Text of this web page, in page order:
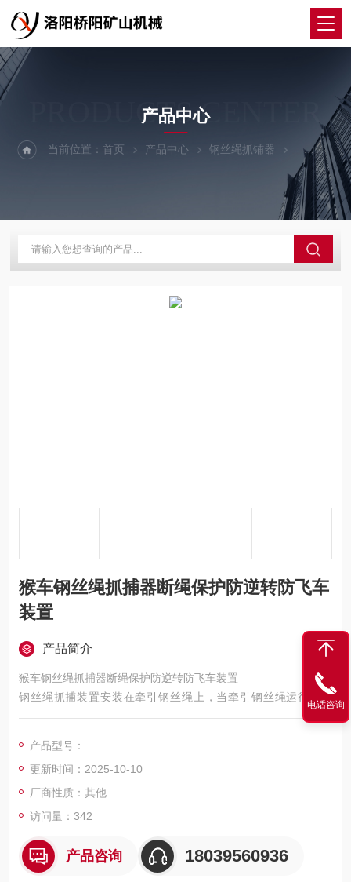
PRODUCTS CENTER
产品中心
当前位置：首页 产品中心 钢丝绳抓铺器 抓捕器
猴车钢丝绳抓捕器断绳保护防逆转防飞车
装置
产品简介
猴车钢丝绳抓捕器断绳保护防逆转防飞车装置
钢丝绳抓捕装置安装在牵引钢丝绳上，当牵引钢丝绳运行超速
时，直接对牵引钢丝绳制动，避免飞车事故的发生，***设备和人
产品型号：
更新时间：2025-10-10
厂商性质：其他
访问量：342
产品咨询 18039560936
电话咨询